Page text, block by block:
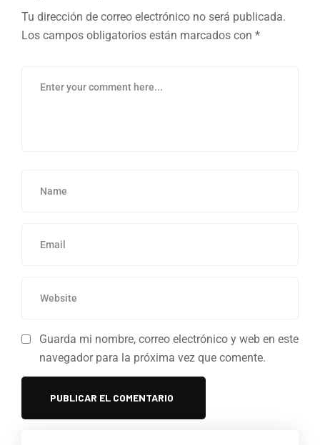
Tu dirección de correo electrónico no será publicada.
Los campos obligatorios están marcados con *
Guarda mi nombre, correo electrónico y web en este
navegador para la próxima vez que comente.